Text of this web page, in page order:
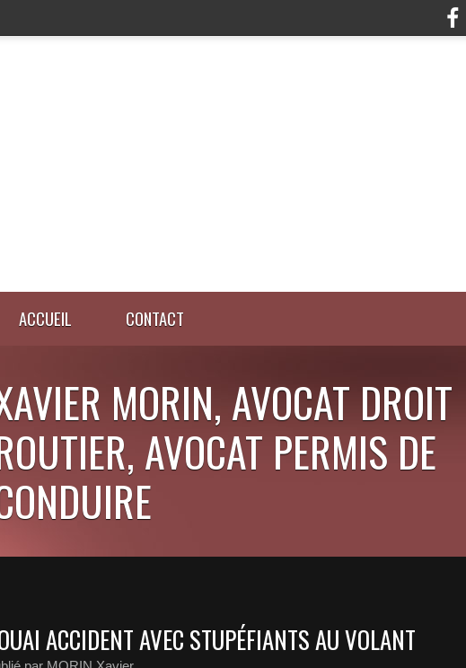
ACCUEIL CONTACT
MORIN, AVOCAT DROIT
AVOCAT PERMIS DE
ACCIDENT AVEC STUPÉFIANTS AU VOLANT